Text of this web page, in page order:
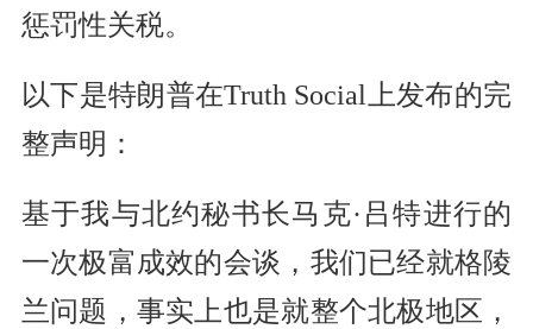
惩罚性关税。
以下是特朗普在Truth Social上发布的完
整声明：
基于我与北约秘书长马克·吕特进行的
一次极富成效的会谈，我们已经就格陵
兰问题，事实上也是就整个北极地区，